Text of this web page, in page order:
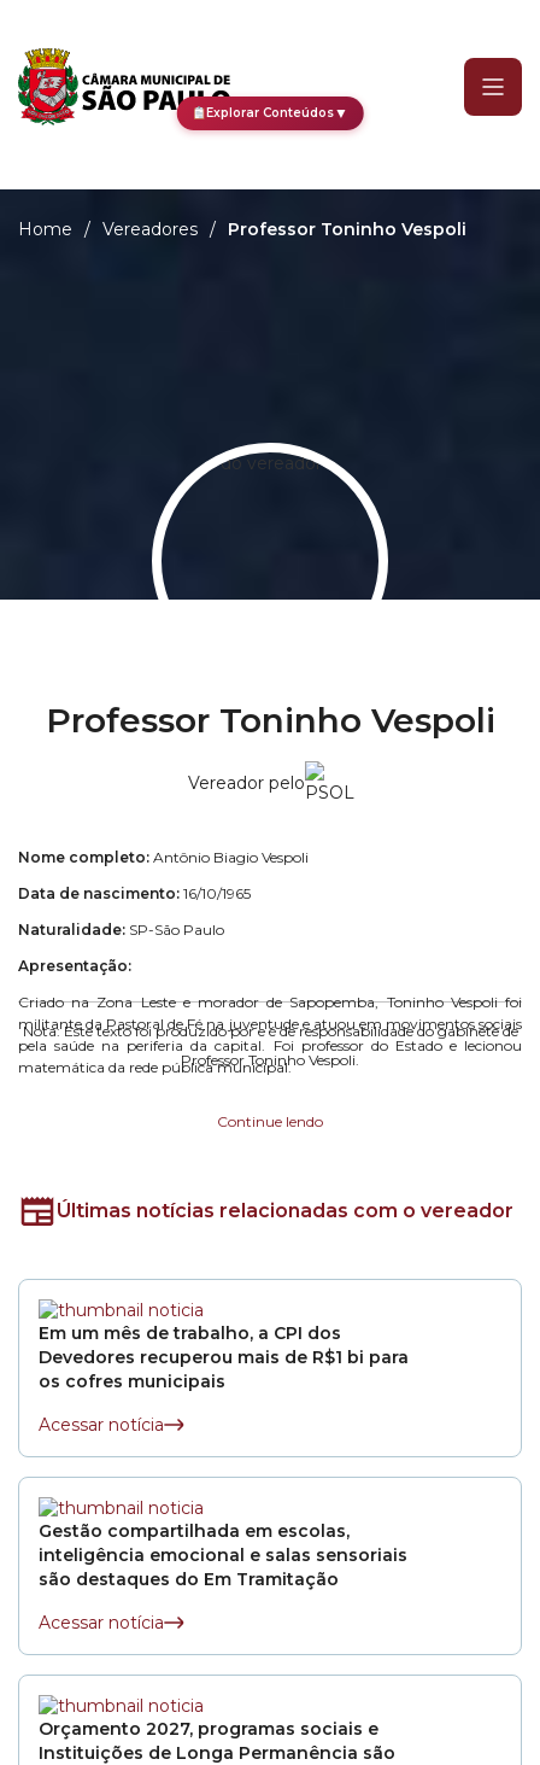
Explorar Conteúdos▼
Home / Vereadores / Professor Toninho Vespoli
Professor Toninho Vespoli
Vereador pelo
Nome completo: Antônio Biagio Vespoli
Data de nascimento: 16/10/1965
Naturalidade: SP-São Paulo
Apresentação:
Criado na Zona Leste e morador de Sapopemba, Toninho Vespoli foi
militante da Pastoral de Fé na juventude e atuou em movimentos sociais
pela saúde na periferia da capital. Foi professor do Estado e lecionou
matemática da rede pública municipal.
de São Paulo e o único professor do partido na Câmara. A atuação do seu
mais ser o espaço dos poderosos, mas o espaço do povo representar o
Nota: Este texto foi produzido por e é de responsabilidade do gabinete de
Professor Toninho Vespoli.
Continue lendo
Últimas notícias relacionadas com o vereador
Em um mês de trabalho, a CPI dos
Devedores recuperou mais de R$1 bi para
os cofres municipais
Acessar notícia
Gestão compartilhada em escolas,
inteligência emocional e salas sensoriais
são destaques do Em Tramitação
Acessar notícia
Orçamento 2027, programas sociais e
Instituições de Longa Permanência são